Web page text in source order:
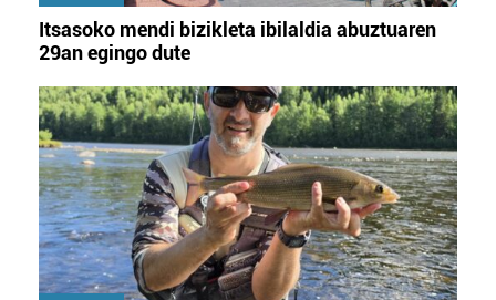
Itsasoko mendi bizikleta ibilaldia abuztuaren
29an egingo dute